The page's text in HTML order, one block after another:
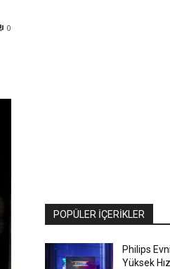
0
POPÜLER İÇERIKLER
Philips
Yüksek